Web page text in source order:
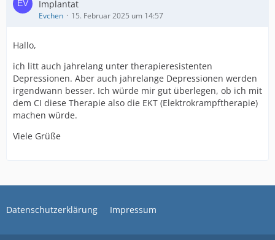
Implantat
Evchen 15. Februar 2025 um 14:57
Hallo,
ich litt auch jahrelang unter therapieresistenten
Depressionen. Aber auch jahrelange Depressionen werden
irgendwann besser. Ich würde mir gut überlegen, ob ich mit
dem CI diese Therapie also die EKT (Elektrokrampftherapie)
machen würde.
Viele Grüße
Datenschutzerklärung Impressum